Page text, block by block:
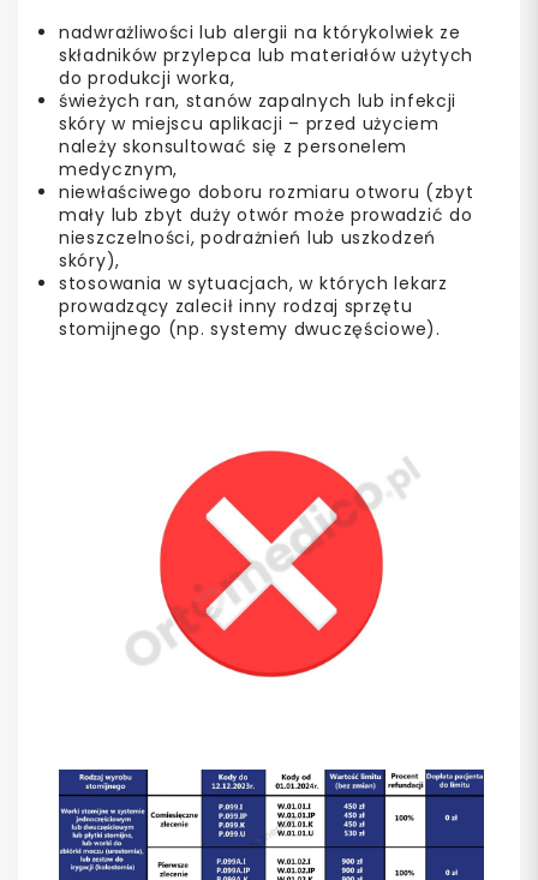
nadwrażliwości lub alergii na którykolwiek ze
składników przylepca lub materiałów użytych
do produkcji worka,
świeżych ran, stanów zapalnych lub infekcji
skóry w miejscu aplikacji – przed użyciem
należy skonsultować się z personelem
medycznym,
niewłaściwego doboru rozmiaru otworu (zbyt
mały lub zbyt duży otwór może prowadzić do
nieszczelności, podrażnień lub uszkodzeń
skóry),
stosowania w sytuacjach, w których lekarz
prowadzący zalecił inny rodzaj sprzętu
stomijnego (np. systemy dwuczęściowe).